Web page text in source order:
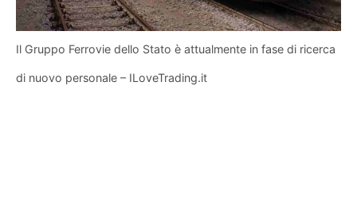
Il Gruppo Ferrovie dello Stato è attualmente in fase di ricerca
di nuovo personale – ILoveTrading.it